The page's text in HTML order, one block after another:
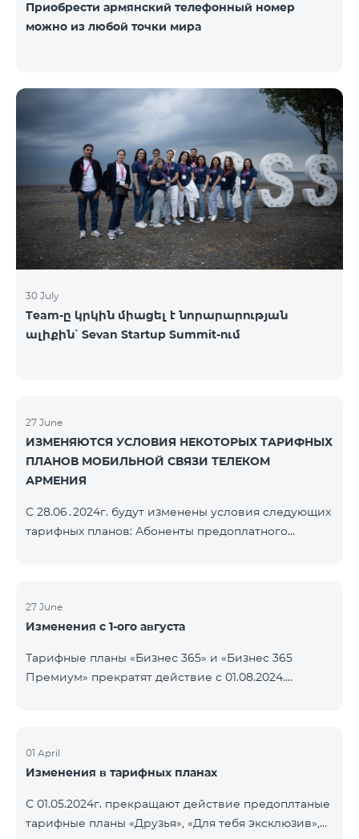
Приобрести армянский телефонный номер
можно из любой точки мира
30 July
Team-ը կրկին միացել է նորարարության
ալիքին՝ Sevan Startup Summit-ում
27 June
ИЗМЕНЯЮТСЯ УСЛОВИЯ НЕКОТОРЫХ ТАРИФНЫХ
ПЛАНОВ МОБИЛЬНОЙ СВЯЗИ ТЕЛЕКОМ
АРМЕНИЯ
С 28.06․2024г. будут изменены условия следующих
тарифных планов: Абоненты предоплатного
ГБ вместо прежних 10 ГБ. Ежемесячная плата
останется неизменной. Действующие абоненты
активации пакета. Абоненты предоплатного
тарифного плана «Be Free » получат получат 1000
27 June
Изменения с 1-ого августа
Тарифные планы «Бизнес 365» и «Бизнес 365
Премиум» прекратят действие с 01.08.2024.
01 April
Изменения в тарифных планах
С 01.05.2024г. прекращают действие предоплтаные
тарифные планы «Друзья», «Для тебя эксклюзив»,